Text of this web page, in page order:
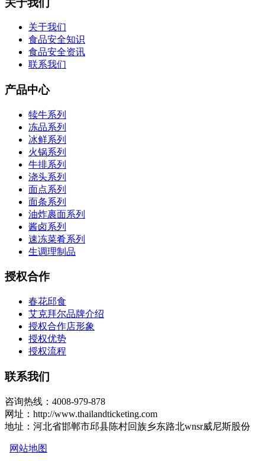
关于我们
食品安全知识
食品安全资讯
联系我们
产品中心
犊牛系列
冻品系列
冰鲜系列
火锅系列
牛排系列
浇头系列
面点系列
面条系列
油炸裹面系列
酱卤系列
速冻菜肴系列
生调理制品
授权合作
春花邱食
艾克拜尔品牌介绍
授权合作店形象
授权优势
授权流程
联系我们
咨询热线：4008-979-878
网址：http://www.thailandticketing.com
地址：河北省邯郸市邱县陈村回族乡东路北wnsr威尼斯股份
网站地图